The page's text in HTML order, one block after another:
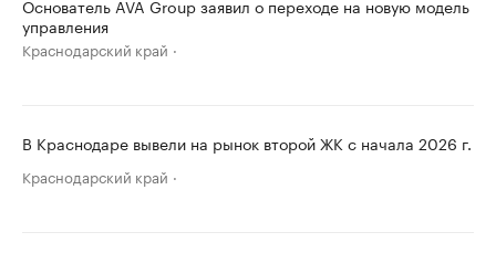
Основатель AVA Group заявил о переходе на новую модель
управления
Краснодарский край
В Краснодаре вывели на рынок второй ЖК с начала 2026 г.
Краснодарский край